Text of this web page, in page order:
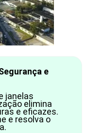
e
janelas
elimina
e eficazes.
e resolva o